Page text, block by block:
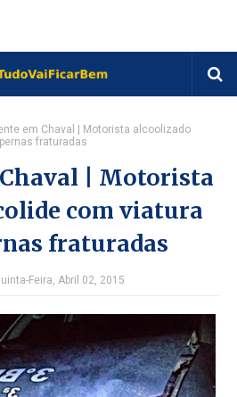
em Chaval | Motorista alcoolizado
fraturadas
| Motorista
com viatura
fraturadas
Feira, Abril 02, 2015